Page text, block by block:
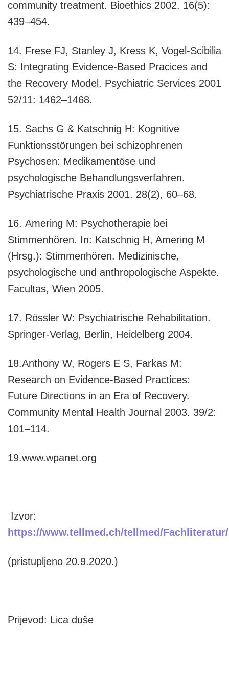
community treatment. Bioethics 2002. 16(5):
439–454.
14. Frese FJ, Stanley J, Kress K, Vogel-Scibilia
S: Integrating Evidence-Based Pracices and
the Recovery Model. Psychiatric Services 2001
52/11: 1462–1468.
15. Sachs G & Katschnig H: Kognitive
Funktionsstörungen bei schizophrenen
Psychosen: Medikamentöse und
psychologische Behandlungsverfahren.
Psychiatrische Praxis 2001. 28(2), 60–68.
16. Amering M: Psychotherapie bei
Stimmenhören. In: Katschnig H, Amering M
(Hrsg.): Stimmenhören. Medizinische,
psychologische und anthropologische Aspekte.
Facultas, Wien 2005.
17. Rössler W: Psychiatrische Rehabilitation.
Springer-Verlag, Berlin, Heidelberg 2004.
18.Anthony W, Rogers E S, Farkas M:
Research on Evidence-Based Practices:
Future Directions in an Era of Recovery.
Community Mental Health Journal 2003. 39/2:
101–114.
19.www.wpanet.org
Izvor:
https://www.tellmed.ch/tellmed/Fachliteratur/
(pristupljeno 20.9.2020.)
Prijevod: Lica duše